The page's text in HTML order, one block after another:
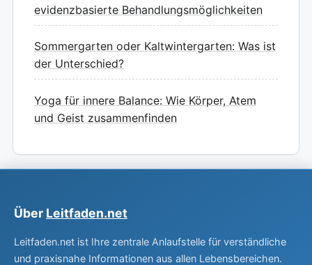
evidenzbasierte Behandlungsmöglichkeiten
Sommergarten oder Kaltwintergarten: Was ist
der Unterschied?
Yoga für innere Balance: Wie Körper, Atem
und Geist zusammenfinden
Über Leitfaden.net
Leitfaden.net ist Ihre zentrale Anlaufstelle für verständliche
und praxisnahe Informationen aus allen Lebensbereichen.